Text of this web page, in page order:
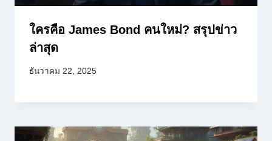
ใครคือ James Bond คนใหม่? สรุปข่าว
ล่าสุด
ธันวาคม 22, 2025